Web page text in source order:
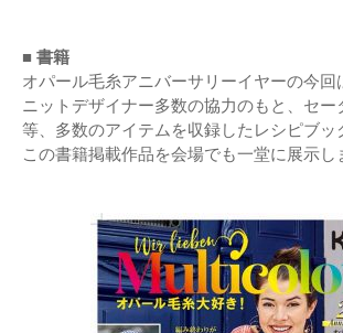
■ 書籍
オパール毛糸アニバーサリーイヤーの今回
ニットデザイナー多数の協力のもと、セー
等、多数のアイテムを収録したレシピブッ
この書籍掲載作品を会場でも一堂に展示し